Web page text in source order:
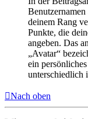
deinem Rang
Punkte, die
angeben. Das
„Avatar“
ein
unterschiedlich
Nach oben